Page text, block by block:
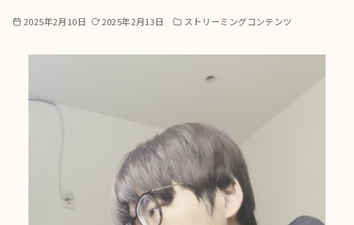
2025年2月10日 2025年2月13日 ストリーミングコンテンツ